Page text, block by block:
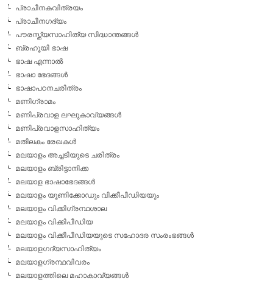
പ്രാചീനകവിത്രയം
പ്രാചീനഗദ്യം
പൗരസ്ത്യസാഹിത്യ സിദ്ധാന്തങ്ങള്‍
ബ്രഹൂയി ഭാഷ
ഭാഷ എന്നാല്‍
ഭാഷാ ഭേദങ്ങള്‍
ഭാഷാപഠനചരിത്രം
മണിഗ്രാമം
മണിപ്രവാള ലഘുകാവ്യങ്ങള്‍
മണിപ്രവാളസാഹിത്യം
മതിലകം രേഖകള്‍
മലയാളം അച്ചടിയുടെ ചരിത്രം
മലയാളം ബ്രിട്ടാനിക്ക
മലയാള ഭാഷാഭേദങ്ങള്‍
മലയാളം യൂണിക്കോഡും വിക്കീപീഡിയയും
മലയാളം വിക്കിഗ്രന്ഥശാല
മലയാളം വിക്കിപീഡിയ
മലയാളം വിക്കീപീഡിയയുടെ സഹോദര സംരംഭങ്ങള്‍
മലയാളഗദ്യസാഹിത്യം
മലയാളഗ്രന്ഥവിവരം
മലയാളത്തിലെ മഹാകാവ്യങ്ങള്‍